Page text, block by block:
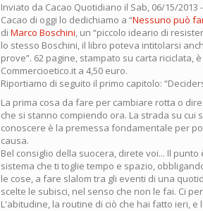
Inviato da Cacao Quotidiano il Sab, 06/15/2013
Cacao di oggi lo dedichiamo a “Nessuno può
di Marco Boschini, un “piccolo ideario di
lo stesso Boschini, il libro poteva intitolarsi
prove”. 62 pagine, stampato su carta riciclata,
Commercioetico.it a 4,50 euro.
Riportiamo di seguito il primo capitolo:
La prima cosa da fare per cambiare rotta o
che si stanno compiendo ora. La strada su cui
conoscere è la premessa fondamentale per
causa.
Bel consiglio della suocera, direte voi... Il
sistema che ti toglie tempo e spazio,
le cose, a fare slalom tra gli eventi di una
scelte le subisci, nel senso che non le fai. Ci
L'abitudine, la routine di ciò che hai fatto ieri, e